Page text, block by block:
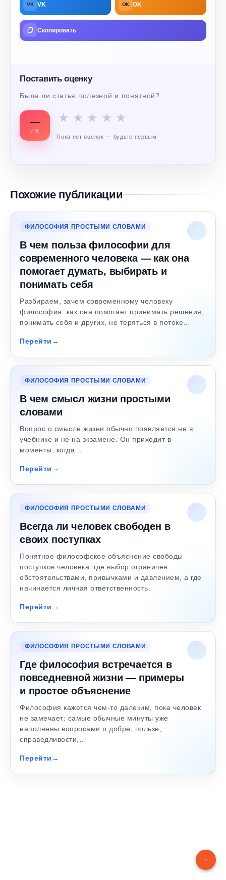
VK VK OK OK
Скопировать
Поставить оценку
Была ли статья полезной и понятной?
—
/ 5
★ ★ ★ ★ ★
Пока нет оценок — будьте первым
Похожие публикации
ФИЛОСОФИЯ ПРОСТЫМИ СЛОВАМИ
В чем польза философии для
современного человека — как она
помогает думать, выбирать и
понимать себя
Разбираем, зачем современному человеку
философия: как она помогает принимать решения,
понимать себя и других, не теряться в потоке…
Перейти
ФИЛОСОФИЯ ПРОСТЫМИ СЛОВАМИ
В чем смысл жизни простыми
словами
Вопрос о смысле жизни обычно появляется не в
учебнике и не на экзамене. Он приходит в
моменты, когда…
Перейти
ФИЛОСОФИЯ ПРОСТЫМИ СЛОВАМИ
Всегда ли человек свободен в
своих поступках
Понятное философское объяснение свободы
поступков человека: где выбор ограничен
обстоятельствами, привычками и давлением, а где
начинается личная ответственность.
Перейти
ФИЛОСОФИЯ ПРОСТЫМИ СЛОВАМИ
Где философия встречается в
повседневной жизни — примеры
и простое объяснение
Философия кажется чем-то далеким, пока человек
не замечает: самые обычные минуты уже
наполнены вопросами о добре, пользе,
справедливости,…
Перейти